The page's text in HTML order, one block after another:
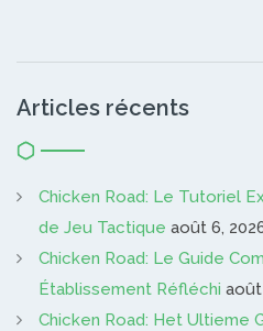
Articles récents
Chicken Road: Le Tutoriel
de Jeu Tactique août 6,
Chicken Road: Le Guide
Établissement Réfléchi août
Chicken Road: Het Ultieme